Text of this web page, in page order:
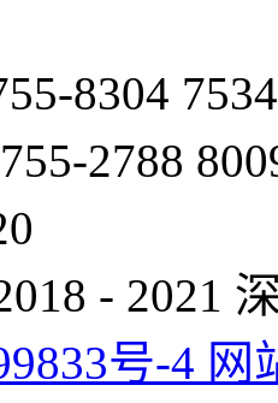
8304 7534
2788
- 2021
号-4 网